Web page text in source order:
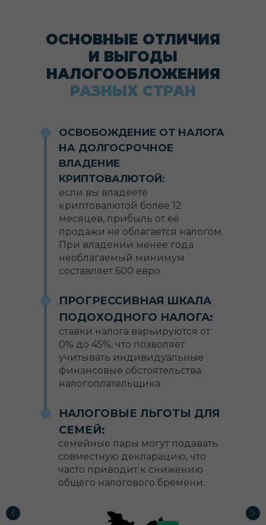
ОСНОВНЫЕ ОТЛИЧИЯ
И ВЫГОДЫ
НАЛОГООБЛОЖЕНИЯ
РАЗНЫХ СТРАН
если вы владеете
криптовалютой более 12
месяцев, прибыль от её
продажи не облагается налогом.
При владении менее года
необлагаемый минимум
составляет 600 евро.
ставки налога варьируются от
0% до 45%, что позволяет
учитывать индивидуальные
финансовые обстоятельства
налогоплательщика.
семейные пары могут подавать
совместную декларацию, что
часто приводит к снижению
общего налогового бремени.
ОСВОБОЖДЕНИЕ ОТ НАЛОГА
НА ДОЛГОСРОЧНОЕ
ВЛАДЕНИЕ
КРИПТОВАЛЮТОЙ:
ПРОГРЕССИВНАЯ ШКАЛА
ПОДОХОДНОГО НАЛОГА:
НАЛОГОВЫЕ ЛЬГОТЫ ДЛЯ
СЕМЕЙ: